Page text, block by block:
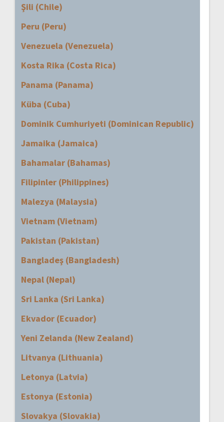
Şili (Chile)
Peru (Peru)
Venezuela (Venezuela)
Kosta Rika (Costa Rica)
Panama (Panama)
Küba (Cuba)
Dominik Cumhuriyeti (Dominican Republic)
Jamaika (Jamaica)
Bahamalar (Bahamas)
Filipinler (Philippines)
Malezya (Malaysia)
Vietnam (Vietnam)
Pakistan (Pakistan)
Bangladeş (Bangladesh)
Nepal (Nepal)
Sri Lanka (Sri Lanka)
Ekvador (Ecuador)
Yeni Zelanda (New Zealand)
Litvanya (Lithuania)
Letonya (Latvia)
Estonya (Estonia)
Slovakya (Slovakia)